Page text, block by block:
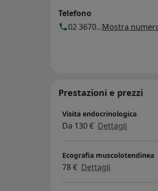
Telefono
02 3670...Mostra
Prestazioni e prezzi
Visita endocrinologica
Da 130 € Dettagli
Ecografia muscolotendinea
78 € Dettagli